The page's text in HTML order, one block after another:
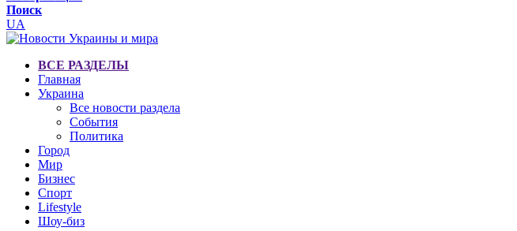
Поиск
UA
ВСЕ РАЗДЕЛЫ
Главная
Украина
Все новости раздела
События
Политика
Город
Мир
Бизнес
Спорт
Lifestyle
Шоу-биз